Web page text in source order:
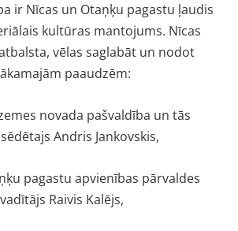
ir Nīcas un Otaņķu pagastu ļaudis
kultūras mantojums. Nīcas
vēlas saglabāt un nodot
paaudzēm:
novada pašvaldība un tās
Andris Jankovskis,
pagastu apvienības pārvaldes
vadītājs Raivis Kalējs,